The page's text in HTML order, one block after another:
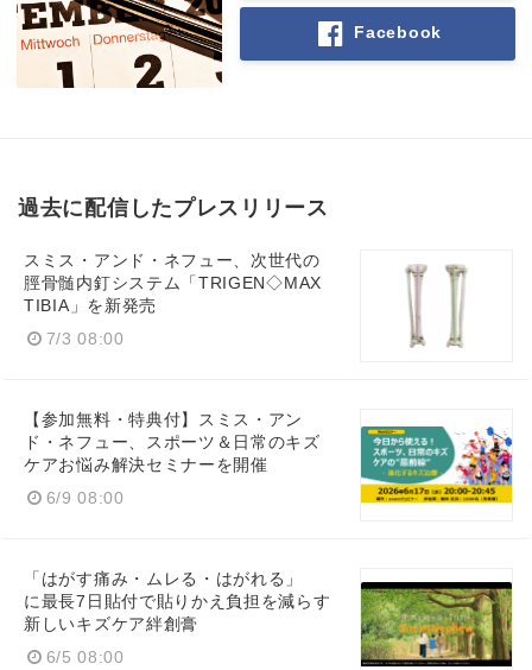
Facebook
過去に配信したプレスリリース
スミス・アンド・ネフュー、次世代の
脛骨髄内釘システム「TRIGEN◇MAX
TIBIA」を新発売
7/3 08:00
【参加無料・特典付】スミス・アン
ド・ネフュー、スポーツ＆日常のキズ
ケアお悩み解決セミナーを開催
6/9 08:00
「はがす痛み・ムレる・はがれる」
に最長7日貼付で貼りかえ負担を減らす
新しいキズケア絆創膏
6/5 08:00
English